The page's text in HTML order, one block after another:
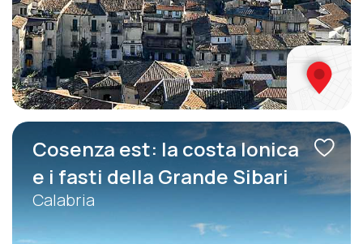
Cosenza est: la costa Ionica
e i fasti della Grande Sibari
Calabria